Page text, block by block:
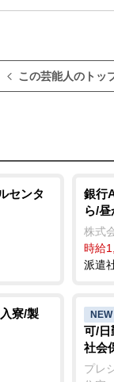
この芸能人のトッ
センタ
銀行
ら/
株式
時給
派遣
寮/製
NEW
可/日
社会
プレ